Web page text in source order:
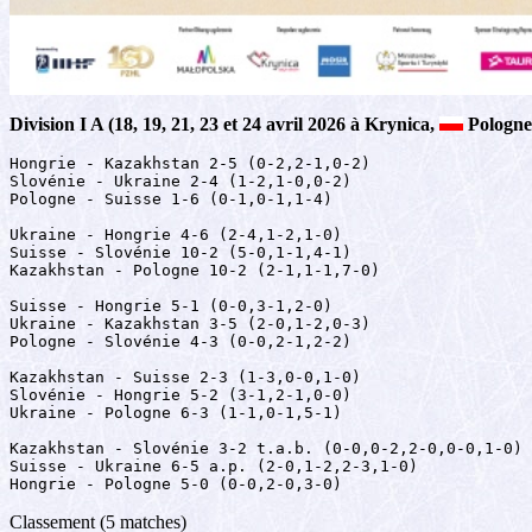
Division I A (18, 19, 21, 23 et 24 avril 2026 à Krynica,
Hongrie - Kazakhstan 2-5 (0-2,2-1,0-2)
Slovénie - Ukraine 2-4 (1-2,1-0,0-2)
Pologne - Suisse 1-6 (0-1,0-1,1-4)
Ukraine - Hongrie 4-6 (2-4,1-2,1-0)
Suisse - Slovénie 10-2 (5-0,1-1,4-1)
Kazakhstan - Pologne 10-2 (2-1,1-1,7-0)
Suisse - Hongrie 5-1 (0-0,3-1,2-0)
Ukraine - Kazakhstan 3-5 (2-0,1-2,0-3)
Pologne - Slovénie 4-3 (0-0,2-1,2-2)
Kazakhstan - Suisse 2-3 (1-3,0-0,1-0)
Slovénie - Hongrie 5-2 (3-1,2-1,0-0)
Ukraine - Pologne 6-3 (1-1,0-1,5-1)
Kazakhstan - Slovénie 3-2 t.a.b. (0-0,0-2,2-0,0-0,1-0)
Suisse - Ukraine 6-5 a.p. (2-0,1-2,2-3,1-0)
Hongrie - Pologne 5-0 (0-0,2-0,3-0)
Classement (5 matches)